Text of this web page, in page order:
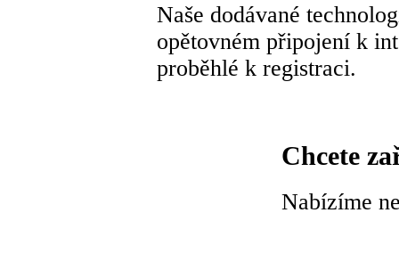
Naše dodávané
opětovném připojení k
proběhlé k registraci.
Chcete
Nabízíme